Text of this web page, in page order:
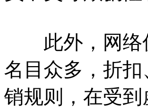
此外，网络促
名目众多，折
销规则，在受